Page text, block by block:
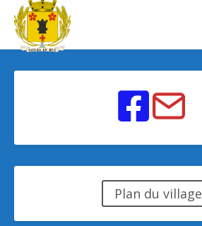
Plan du village